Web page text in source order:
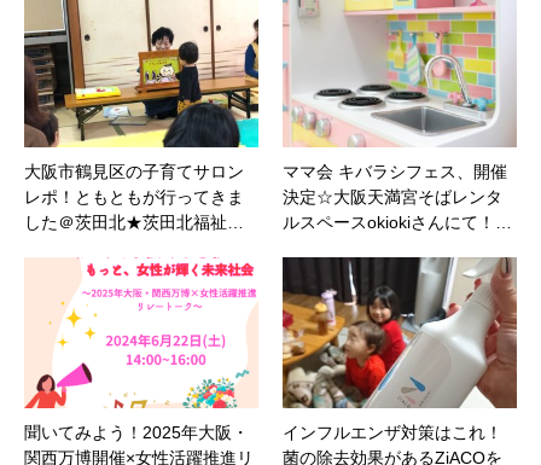
大阪市鶴見区の子育てサロン
レポ！ともともが行ってきま
した＠茨田北★茨田北福祉…
ママ会 キバラシフェス、開催
決定☆大阪天満宮そばレンタ
ルスペースokiokiさんにて！…
聞いてみよう！2025年大阪・
関⻄万博開催×女性活躍推進リ
インフルエンザ対策はこれ！
菌の除去効果があるZiACOを